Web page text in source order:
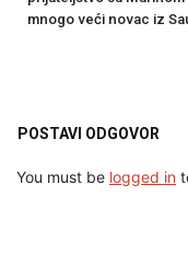
mnogo veći novac iz
POSTAVI ODGOVOR
You must be logged in